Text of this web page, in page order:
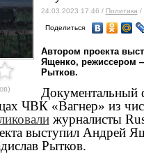
24.03.2023 17:46 / Политика /
Поделиться
Автором проекта
Ященко, режиссером
Рытков.
Документальный
ЧВК «Вагнер» из
журналисты
выступил Андрей
Рытков.